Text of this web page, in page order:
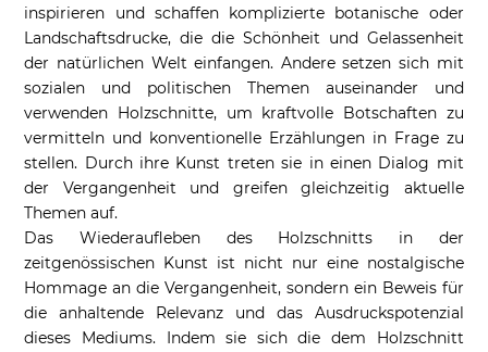
inspirieren und schaffen komplizierte botanische oder
Landschaftsdrucke, die die Schönheit und Gelassenheit
der natürlichen Welt einfangen. Andere setzen sich mit
sozialen und politischen Themen auseinander und
verwenden Holzschnitte, um kraftvolle Botschaften zu
vermitteln und konventionelle Erzählungen in Frage zu
stellen. Durch ihre Kunst treten sie in einen Dialog mit
der Vergangenheit und greifen gleichzeitig aktuelle
Themen auf.
Das Wiederaufleben des Holzschnitts in der
zeitgenössischen Kunst ist nicht nur eine nostalgische
Hommage an die Vergangenheit, sondern ein Beweis für
die anhaltende Relevanz und das Ausdruckspotenzial
dieses Mediums. Indem sie sich die dem Holzschnitt